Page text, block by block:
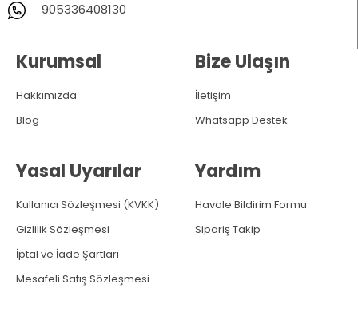
905336408130
Kurumsal
Hakkımızda
Blog
Yasal Uyarılar
Kullanıcı Sözleşmesi (KVKK)
Gizlilik Sözleşmesi
İptal ve İade Şartları
Mesafeli Satış Sözleşmesi
Bize Ulaşın
İletişim
Whatsapp Destek
Yardım
Havale Bildirim Formu
Sipariş Takip